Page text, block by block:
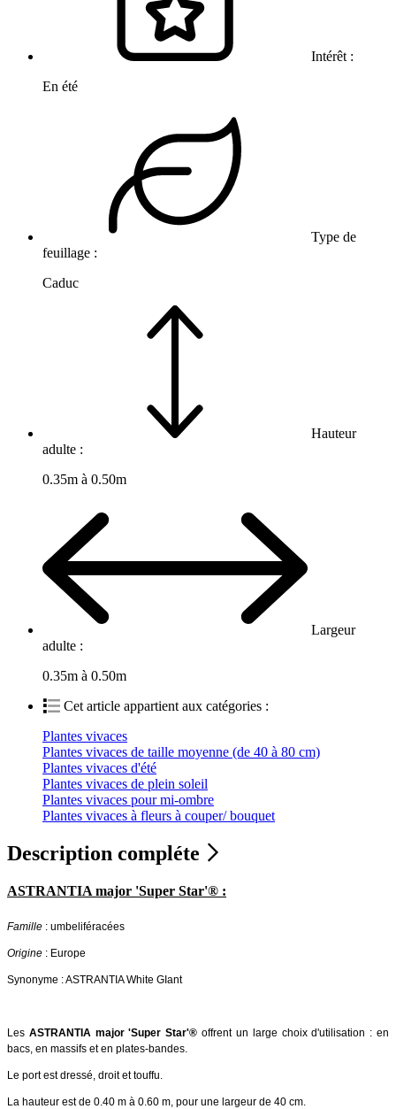
Intérêt :
En été
Type de
feuillage :
Caduc
Hauteur
adulte :
0.35m à 0.50m
Largeur
adulte :
0.35m à 0.50m
Cet article appartient aux catégories :
Plantes vivaces
Plantes vivaces de taille moyenne (de 40 à 80 cm)
Plantes vivaces d'été
Plantes vivaces de plein soleil
Plantes vivaces pour mi-ombre
Plantes vivaces à fleurs à couper/ bouquet
Description compléte
ASTRANTIA major 'Super Star'® :
Famille : umbeliféracées
Origine : Europe
Synonyme : ASTRANTIA White GIant
Les ASTRANTIA major 'Super Star'® offrent un large choix d'utilisation : en
bacs, en massifs et en plates-bandes.
Le port est dressé, droit et touffu.
La hauteur est de 0.40 m à 0.60 m, pour une largeur de 40 cm.